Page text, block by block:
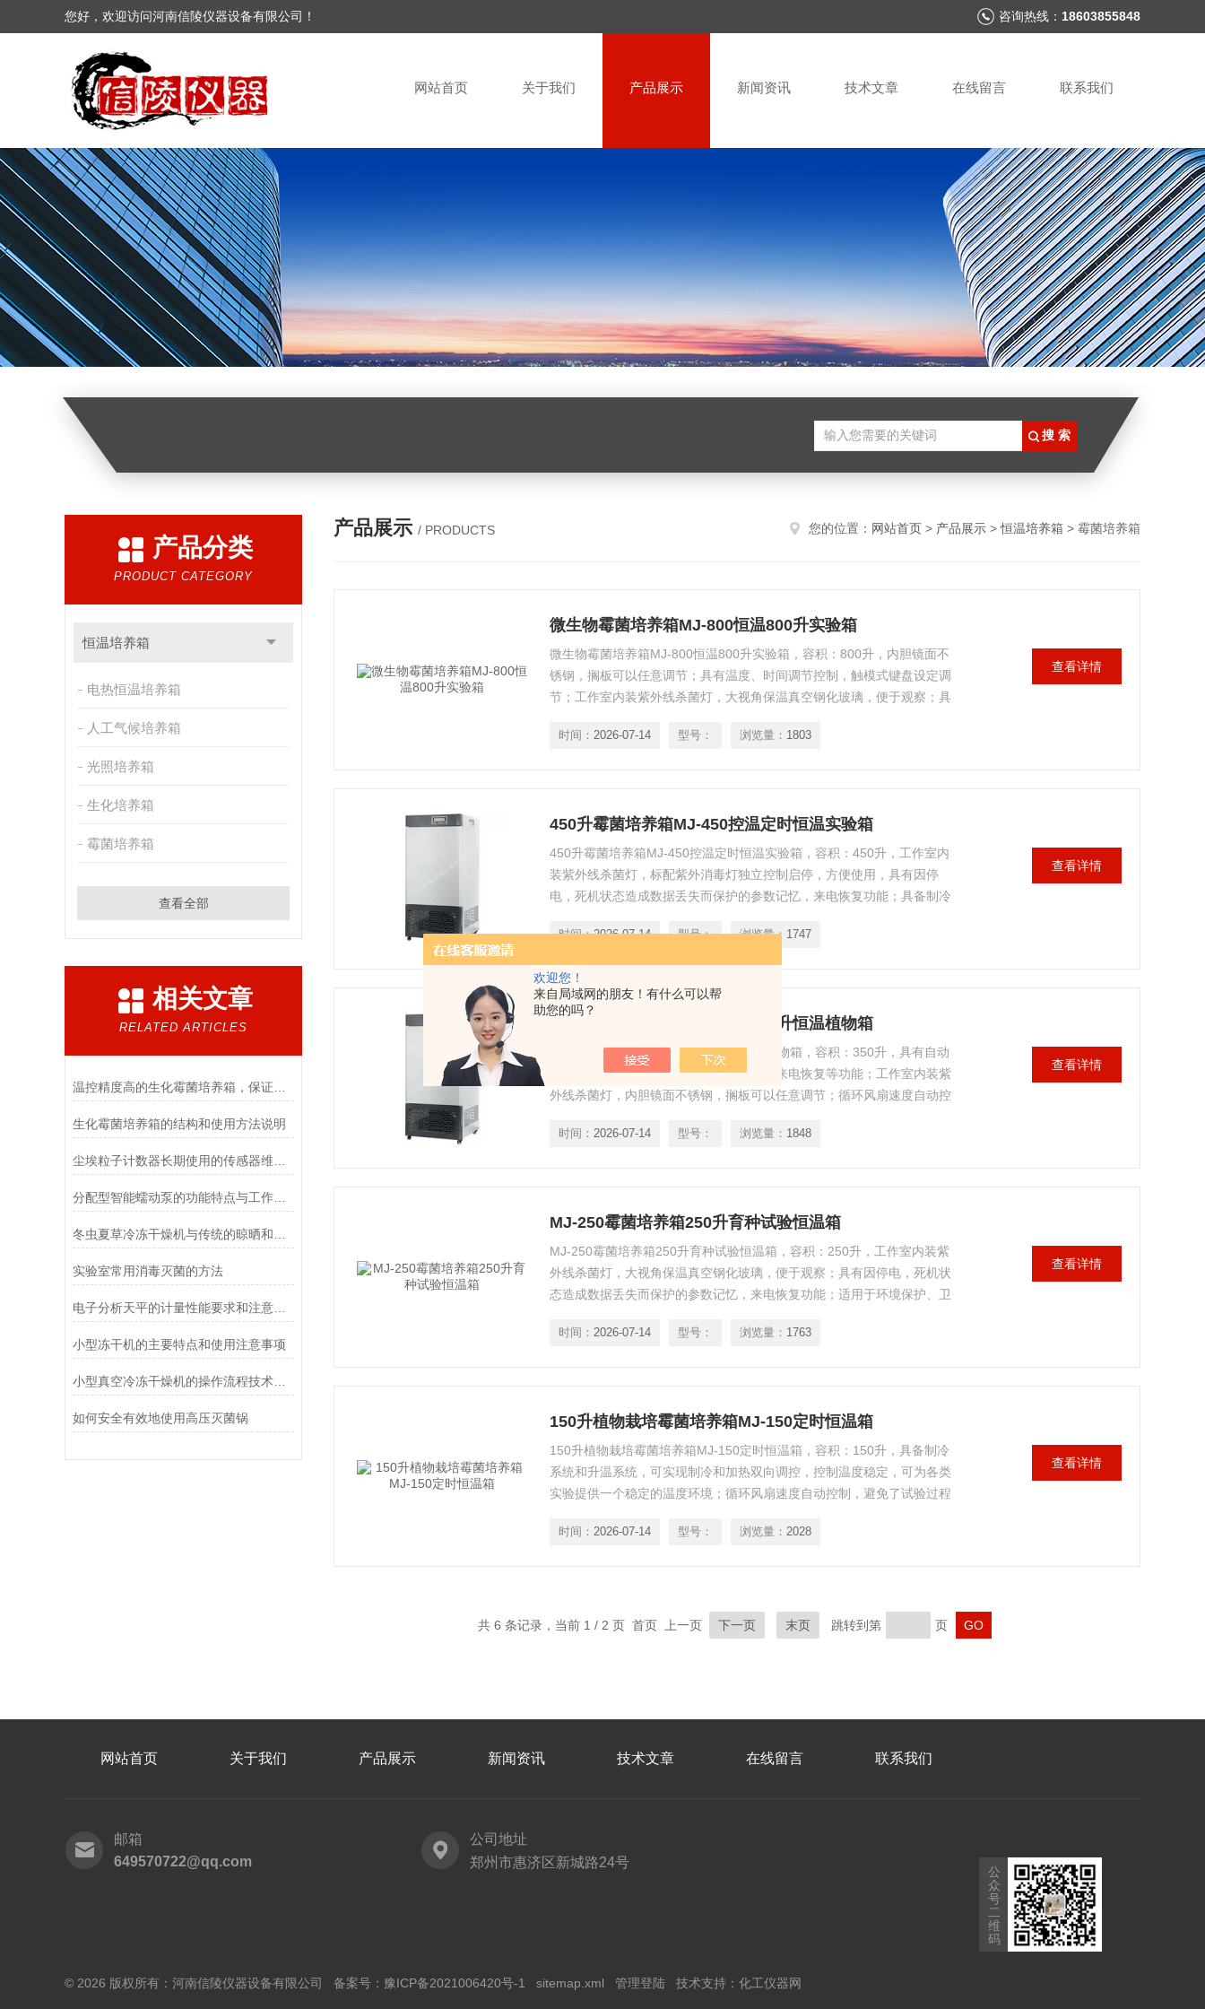
欢迎您！
来自局域网的朋友！有什么可以帮
助您的吗？
您好，欢迎访问河南信陵仪器设备有限公司！ 咨询热线： 18603855848
网站首页 关于我们 产品展示 新闻资讯 技术文章 在线留言 联系我们
产品分类
PRODUCT CATEGORY
恒温培养箱
电热恒温培养箱
人工气候培养箱
光照培养箱
生化培养箱
霉菌培养箱
查看全部
相关文章
RELATED ARTICLES
生化霉菌培养箱的结构和使用方法说明
分配型智能蠕动泵的功能特点与工作模式介绍
实验室常用消毒灭菌的方法
电子分析天平的计量性能要求和注意事项说明
小型冻干机的主要特点和使用注意事项
小型真空冷冻干燥机的操作流程技术详解
如何安全有效地使用高压灭菌锅
产品展示 / PRODUCTS 您的位置： 网站首页 > 产品展示 >恒温培养箱 > 霉菌培养箱
微生物霉菌培养箱MJ-800恒温800升实验箱
微生物霉菌培养箱MJ-800恒温800升实验箱，容积：800升，内胆镜面不
锈钢，搁板可以任意调节；具有温度、时间调节控制，触模式键盘设定调
节；工作室内装紫外线杀菌灯，大视角保温真空钢化玻璃，便于观察；具
水体分析和BOD测定，细菌、霉菌、微生物的培养、保存、植物栽培、育
时间： 2026-07-14 型号： 浏览量： 1803
查看详情
450升霉菌培养箱MJ-450控温定时恒温实验箱
450升霉菌培养箱MJ-450控温定时恒温实验箱，容积：450升，工作室内
装紫外线杀菌灯，标配紫外消毒灯独立控制启停，方便使用，具有因停
电，死机状态造成数据丢失而保护的参数记忆，来电恢复功能；具备制冷
时间：2026-07-14 型号： 浏览量： 1747
查看详情
MJ-350科研育种霉菌培养箱350升恒温植物箱
MJ-350科研育种霉菌培养箱350升恒温植物箱，容积：350升，具有自动
启动、自动停止、动时运行，时钟显示、来电恢复等功能；工作室内装紫
外线杀菌灯，内胆镜面不锈钢，搁板可以任意调节；循环风扇速度自动控
微生物的培养、保存、植物栽培、育种试验的常用设备
时间： 2026-07-14 型号： 浏览量： 1848
查看详情
MJ-250霉菌培养箱250升育种试验恒温箱
MJ-250霉菌培养箱250升育种试验恒温箱，容积：250升，工作室内装紫
外线杀菌灯，大视角保温真空钢化玻璃，便于观察；具有因停电，死机状
态造成数据丢失而保护的参数记忆，来电恢复功能；适用于环境保护、卫
测定，细菌、霉菌、微生物的培养、保存、植物栽培、育种试验的常用恒
时间： 2026-07-14 型号： 浏览量： 1763
查看详情
150升植物栽培霉菌培养箱MJ-150定时恒温箱
150升植物栽培霉菌培养箱MJ-150定时恒温箱，容积：150升，具备制冷
系统和升温系统，可实现制冷和加热双向调控，控制温度稳定，可为各类
实验提供一个稳定的温度环境；循环风扇速度自动控制，避免了试验过程
品保存、恒温反应等实验。
时间： 2026-07-14 型号： 浏览量： 2028
查看详情
共 6 条记录，当前 1 / 2 页 首页 上一页 下一页 末页 跳转到第 页
网站首页 关于我们 产品展示 新闻资讯 技术文章 在线留言 联系我们
邮箱
649570722@qq.com
公司地址
郑州市惠济区新城路24号
© 2026 版权所有：河南信陵仪器设备有限公司 备案号： 豫ICP备2021006420号-1 sitemap.xml 管理登陆 技术支持： 化工仪器网
公
众
号
二
维
码